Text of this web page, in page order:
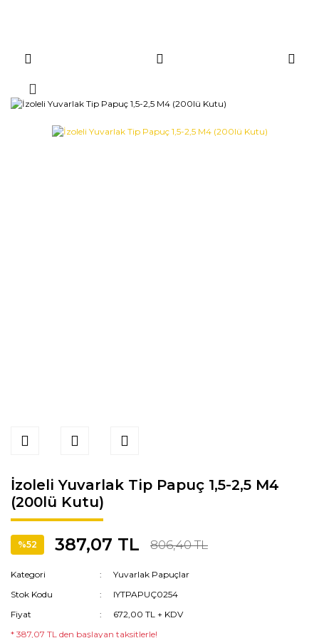
İzoleli Yuvarlak Tip Papuç 1,5-2,5 M4
(200lü Kutu)
%52 387,07 TL 806,40 TL
Kategori
Yuvarlak Papuçlar
Stok Kodu
IYTPAPUÇ0254
Fiyat
672,00 TL + KDV
* 387,07 TL den başlayan taksitlerle!